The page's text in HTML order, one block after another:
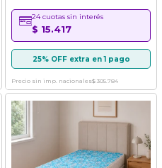
24 cuotas sin interés
$ 15.417
25% OFF extra en 1 pago
Precio sin imp. nacionales$ 305.784